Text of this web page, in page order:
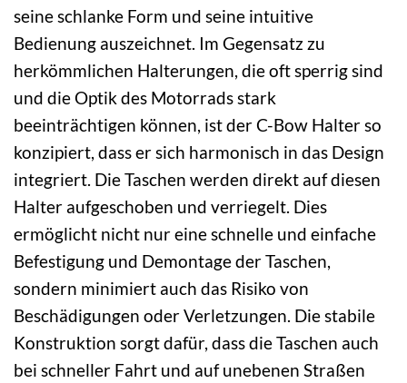
seine schlanke Form und seine intuitive
Bedienung auszeichnet. Im Gegensatz zu
herkömmlichen Halterungen, die oft sperrig sind
und die Optik des Motorrads stark
beeinträchtigen können, ist der C-Bow Halter so
konzipiert, dass er sich harmonisch in das Design
integriert. Die Taschen werden direkt auf diesen
Halter aufgeschoben und verriegelt. Dies
ermöglicht nicht nur eine schnelle und einfache
Befestigung und Demontage der Taschen,
sondern minimiert auch das Risiko von
Beschädigungen oder Verletzungen. Die stabile
Konstruktion sorgt dafür, dass die Taschen auch
bei schneller Fahrt und auf unebenen Straßen